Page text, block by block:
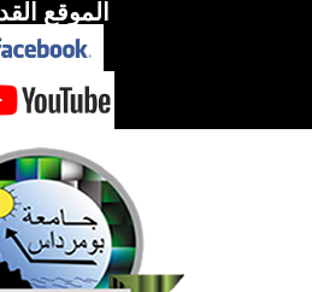
الموقع